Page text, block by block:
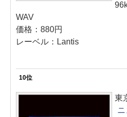
WAV
価格：880円
レーベル：Lantis
10位
東